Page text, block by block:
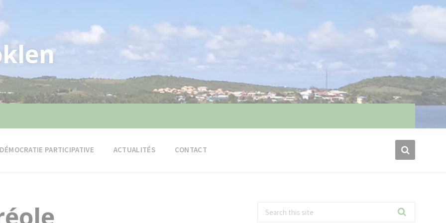
DÉMOCRATIE PARTICIPATIVE ACTUALITÉS CONTACT